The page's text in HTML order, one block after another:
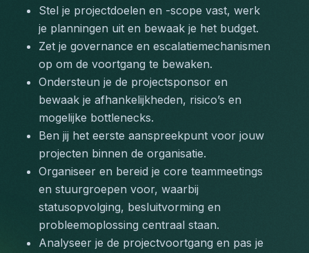
Stel je projectdoelen en -scope vast, werk
je planningen uit en bewaak je het budget.
Zet je governance en escalatiemechanismen
op om de voortgang te bewaken.
Ondersteun je de projectsponsor en
bewaak je afhankelijkheden, risico’s en
mogelijke bottlenecks.
Ben jij het eerste aanspreekpunt voor jouw
projecten binnen de organisatie.
Organiseer en bereid je core teammeetings
en stuurgroepen voor, waarbij
statusopvolging, besluitvorming en
probleemoplossing centraal staan.
Analyseer je de projectvoortgang en pas je